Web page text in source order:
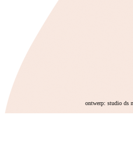
ontwerp: studio ds